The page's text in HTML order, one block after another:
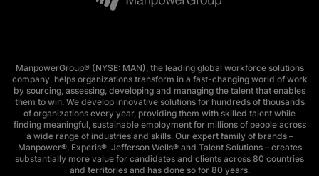
ManpowerGroup® (NYSE: MAN), the leading global workforce solutions
company, helps organizations transform in a fast-changing world of work
by sourcing, assessing, developing and managing the talent that enables
them to win. We develop innovative solutions for hundreds of thousands
of organizations every year, providing them with skilled talent while
finding meaningful, sustainable employment for millions of people across
a wide range of industries and skills. Our expert family of brands –
Manpower®, Experis®, Jefferson Wells® and Talent Solutions – creates
substantially more value for candidates and clients across 80 countries
and territories and has done so for 80 years.